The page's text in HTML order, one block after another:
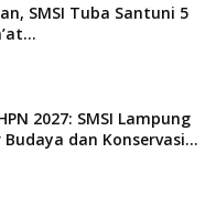
SMSI Tuba Santuni 5
2027: SMSI Lampung
dan Konservasi...